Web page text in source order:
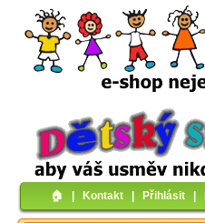
🏠︎ Kontakt Přihlásit